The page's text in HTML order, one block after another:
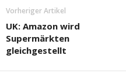
Vorheriger Artikel
UK: Amazon wird
Supermärkten
gleichgestellt